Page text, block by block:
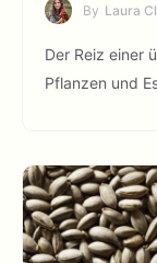
By Laura
Der Reiz einer
Pflanzen und